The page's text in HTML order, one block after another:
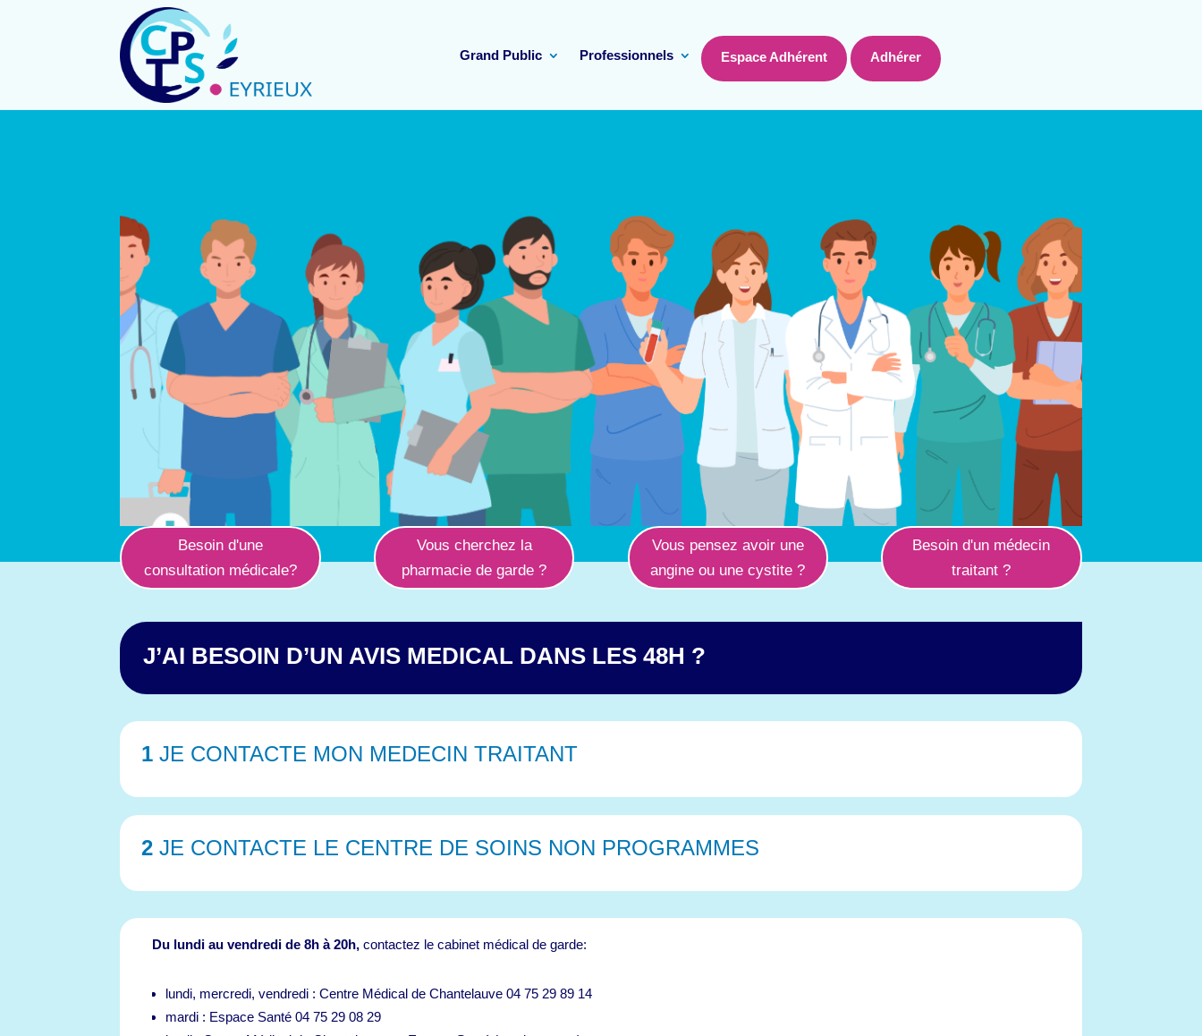
Grand Public Professionnels Espace Adhérent Adhérer
Besoin d'une
consultation médicale?
Vous cherchez la
pharmacie de garde ?
Vous pensez avoir une
angine ou une cystite ?
Besoin d'un médecin
traitant ?
J’AI BESOIN D’UN AVIS MEDICAL DANS LES 48H ?
1 JE CONTACTE MON MEDECIN TRAITANT
2 JE CONTACTE LE CENTRE DE SOINS NON PROGRAMMES
Du lundi au vendredi de 8h à 20h, contactez le cabinet médical de garde:
lundi, mercredi, vendredi :Centre Médical de Chantelauve 04 75 29 89 14
mardi : Espace Santé 04 75 29 08 29